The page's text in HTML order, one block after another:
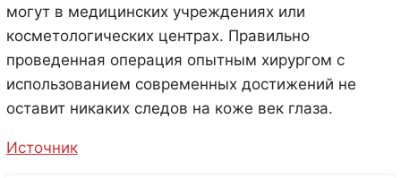
могут в медицинских учреждениях или
косметологических центрах. Правильно
проведенная операция опытным хирургом с
использованием современных достижений не
оставит никаких следов на коже век глаза.
Источник